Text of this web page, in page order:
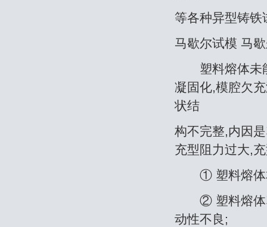
等各种异型铸铁
马歇尔试模 马
塑料熔体未能
凝固化,模腔欠
状结
构不完整,内因
充型阻力过大,
① 塑料熔体本
② 塑料熔体塑
动性不良;